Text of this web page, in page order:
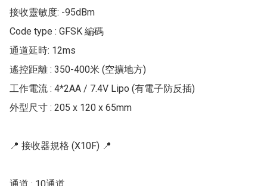
接收靈敏度: -95dBm
Code type : GFSK 編碼
通道延時: 12ms
遙控距離 : 350-400米 (空擴地方)
工作電流 : 4*2AA / 7.4V Lipo (有電子防反插)
外型尺寸 : 205 x 120 x 65mm
📍 接收器規格 (X10F) 📍